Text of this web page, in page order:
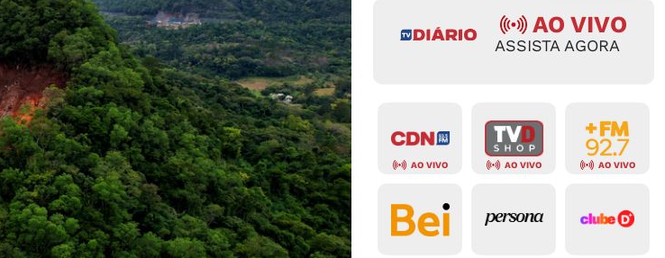
AO VIVO
ASSISTA AGORA
AO VIVO AO VIVO AO VIVO